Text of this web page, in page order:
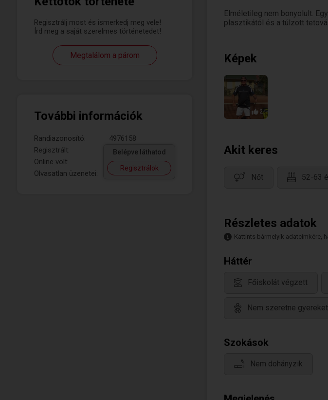
Regisztrálj most és ismerkedj meg vele!
Írd meg a saját szerelmes történetedet!
Megtalálom a párom
További információk
Randiazonosító:
4976158
Regisztrált:
Online volt:
Olvasatlan üzenetei:
Belépve láthatod
Regisztrálok
Elméletileg nem bonyolult.
plasztikától és a túlzott
Képek
2
Akit keres
Nőt 52-63
Részletes adatok
Kattints bármelyik adatcímkére,
Háttér
Főiskolát végzett
Nem szeretne gyereket
Szokások
Nem dohányzik